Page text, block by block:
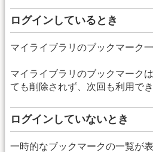
ログインしているとき
マイライブラリのブックマーク
マイライブラリのブックマーク
ても削除されず、次回も利用でき
ログインしていないとき
一時的なブックマークの一覧が表